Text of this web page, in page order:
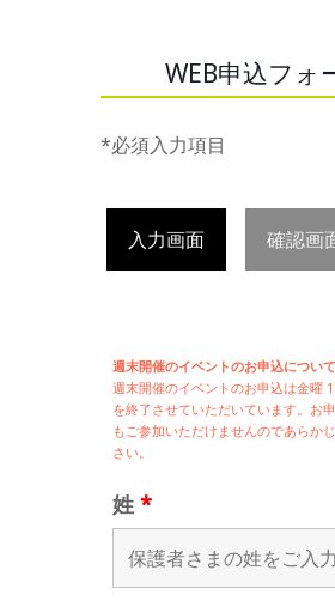
WEB申込フォ
*必須入力項目
入力画面 確認画
週末開催のイベントのお申込について
週末開催のイベントのお申込は金曜
を終了させていただいています。お
もご参加いただけませんのであらか
さい。
姓 *